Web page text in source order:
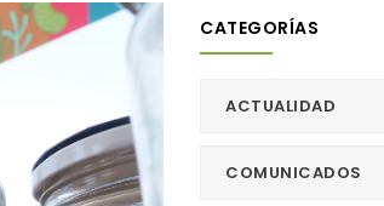
CATEGORÍAS
ACTUALIDAD
COMUNICADOS